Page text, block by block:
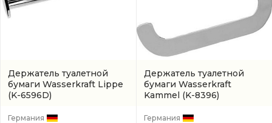
Держатель туалетной
бумаги Wasserkraft Lippe
(K-6596D)
Германия
Держатель туалетной
бумаги Wasserkraft
Kammel (K-8396)
Германия